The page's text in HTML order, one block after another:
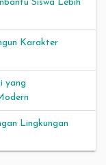
Siswa Lebih
Karakter
yang
Lingkungan